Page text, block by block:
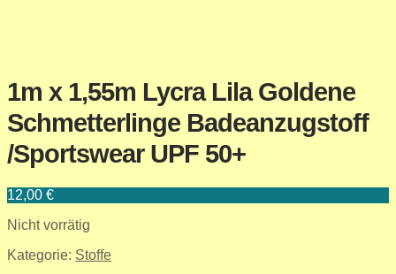
1m x 1,55m Lycra Lila Goldene
Schmetterlinge Badeanzugstoff
/Sportswear UPF 50+
12,00 €
Nicht vorrätig
Kategorie: Stoffe